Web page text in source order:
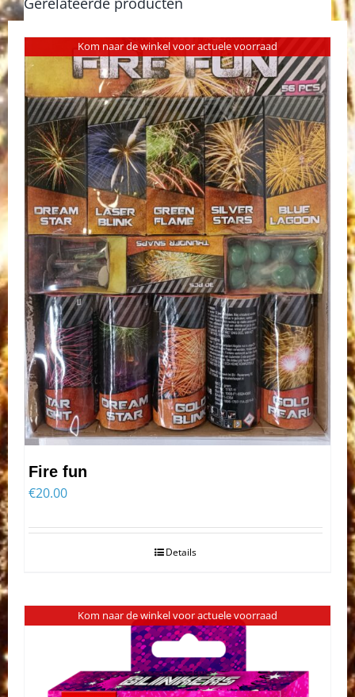
Kom naar de winkel voor actuele voorraad
Fire fun
€20.00
Details
Kom naar de winkel voor actuele voorraad